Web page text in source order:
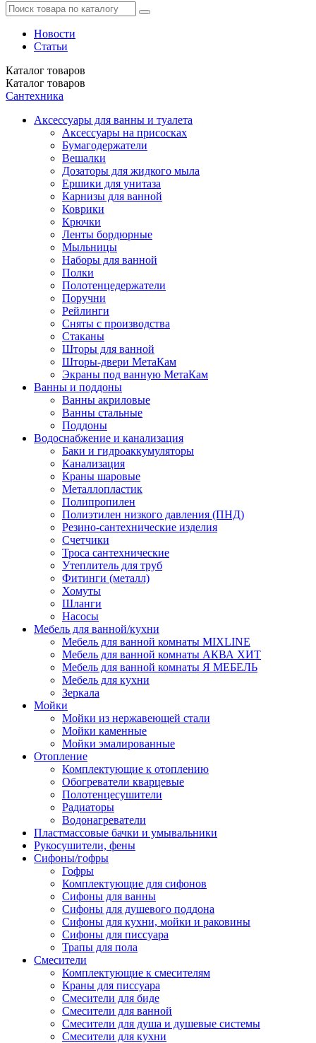
Новости
Статьи
Каталог товаров
Каталог товаров
Сантехника
Аксессуары для ванны и туалета
Аксессуары на присосках
Бумагодержатели
Вешалки
Дозаторы для жидкого мыла
Ершики для унитаза
Карнизы для ванной
Коврики
Крючки
Ленты бордюрные
Мыльницы
Наборы для ванной
Полки
Полотенцедержатели
Поручни
Рейлинги
Сняты с производства
Стаканы
Шторы для ванной
Шторы-двери МетаКам
Экраны под ванную МетаКам
Ванны и поддоны
Ванны акриловые
Ванны стальные
Поддоны
Водоснабжение и канализация
Баки и гидроаккумуляторы
Канализация
Краны шаровые
Металлопластик
Полипропилен
Полиэтилен низкого давления (ПНД)
Резино-сантехнические изделия
Счетчики
Троса сантехнические
Утеплитель для труб
Фитинги (металл)
Хомуты
Шланги
Насосы
Мебель для ванной/кухни
Мебель для ванной комнаты MIXLINE
Мебель для ванной комнаты АКВА ХИТ
Мебель для ванной комнаты Я МЕБЕЛЬ
Мебель для кухни
Зеркала
Мойки
Мойки из нержавеющей стали
Мойки каменные
Мойки эмалированные
Отопление
Комплектующие к отоплению
Обогреватели кварцевые
Полотенцесушители
Радиаторы
Водонагреватели
Пластмассовые бачки и умывальники
Рукосушители, фены
Сифоны/гофры
Гофры
Комплектующие для сифонов
Сифоны для ванны
Сифоны для душевого поддона
Сифоны для кухни, мойки и раковины
Сифоны для писсуара
Трапы для пола
Смесители
Комплектующие к смесителям
Краны для писсуара
Смесители для биде
Смесители для ванной
Смесители для душа и душевые системы
Смесители для кухни